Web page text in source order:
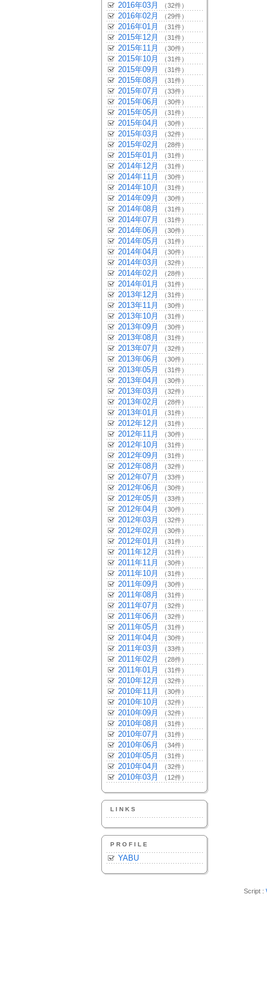
2016年03月 （32件）
2016年02月 （29件）
2016年01月 （31件）
2015年12月 （31件）
2015年11月 （30件）
2015年10月 （31件）
2015年09月 （31件）
2015年08月 （31件）
2015年07月 （33件）
2015年06月 （30件）
2015年05月 （31件）
2015年04月 （30件）
2015年03月 （32件）
2015年02月 （28件）
2015年01月 （31件）
2014年12月 （31件）
2014年11月 （30件）
2014年10月 （31件）
2014年09月 （30件）
2014年08月 （31件）
2014年07月 （31件）
2014年06月 （30件）
2014年05月 （31件）
2014年04月 （30件）
2014年03月 （32件）
2014年02月 （28件）
2014年01月 （31件）
2013年12月 （31件）
2013年11月 （30件）
2013年10月 （31件）
2013年09月 （30件）
2013年08月 （31件）
2013年07月 （32件）
2013年06月 （30件）
2013年05月 （31件）
2013年04月 （30件）
2013年03月 （32件）
2013年02月 （28件）
2013年01月 （31件）
2012年12月 （31件）
2012年11月 （30件）
2012年10月 （31件）
2012年09月 （31件）
2012年08月 （32件）
2012年07月 （33件）
2012年06月 （30件）
2012年05月 （33件）
2012年04月 （30件）
2012年03月 （32件）
2012年02月 （30件）
2012年01月 （31件）
2011年12月 （31件）
2011年11月 （30件）
2011年10月 （31件）
2011年09月 （30件）
2011年08月 （31件）
2011年07月 （32件）
2011年06月 （32件）
2011年05月 （31件）
2011年04月 （30件）
2011年03月 （33件）
2011年02月 （28件）
2011年01月 （31件）
2010年12月 （32件）
2010年11月 （30件）
2010年10月 （32件）
2010年09月 （32件）
2010年08月 （31件）
2010年07月 （31件）
2010年06月 （34件）
2010年05月 （31件）
2010年04月 （32件）
2010年03月 （12件）
LINKS
PROFILE
YABU
Script :